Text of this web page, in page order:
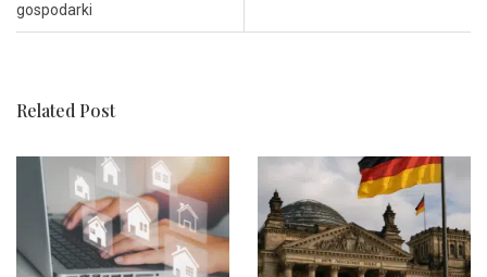
gospodarki
Related Post